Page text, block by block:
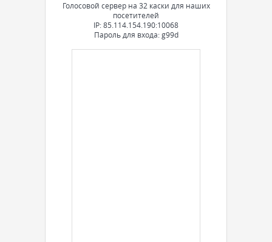
Голосовой сервер на 32 каски для наших
посетителей
IP: 85.114.154.190:10068
Пароль для входа: g99d